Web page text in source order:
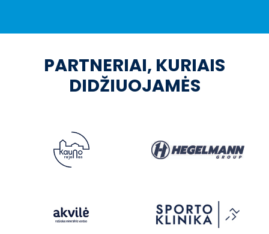
PARTNERIAI, KURIAIS
DIDŽIUOJAMĖS